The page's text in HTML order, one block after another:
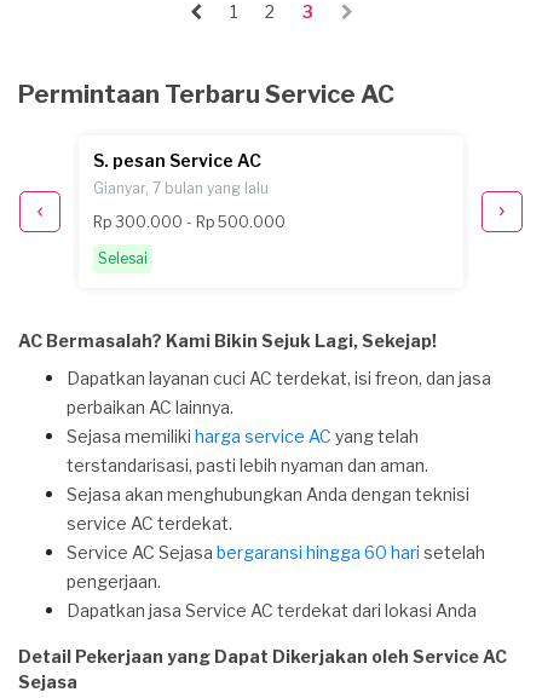
1 2 3
Permintaan Terbaru Service AC
S. pesan Service AC
Gianyar, 7 bulan yang lalu
Rp 300.000 - Rp 500.000
Selesai
AC Bermasalah? Kami Bikin Sejuk Lagi, Sekejap!
Dapatkan layanan cuci AC terdekat, isi freon, dan jasa
perbaikan AC lainnya.
Sejasa memiliki harga service AC yang telah
terstandarisasi, pasti lebih nyaman dan aman.
Sejasa akan menghubungkan Anda dengan teknisi
service AC terdekat.
Service AC Sejasa bergaransi hingga 60 hari setelah
pengerjaan.
Dapatkan jasa Service AC terdekat dari lokasi Anda
Detail Pekerjaan yang Dapat Dikerjakan oleh Service AC
Sejasa